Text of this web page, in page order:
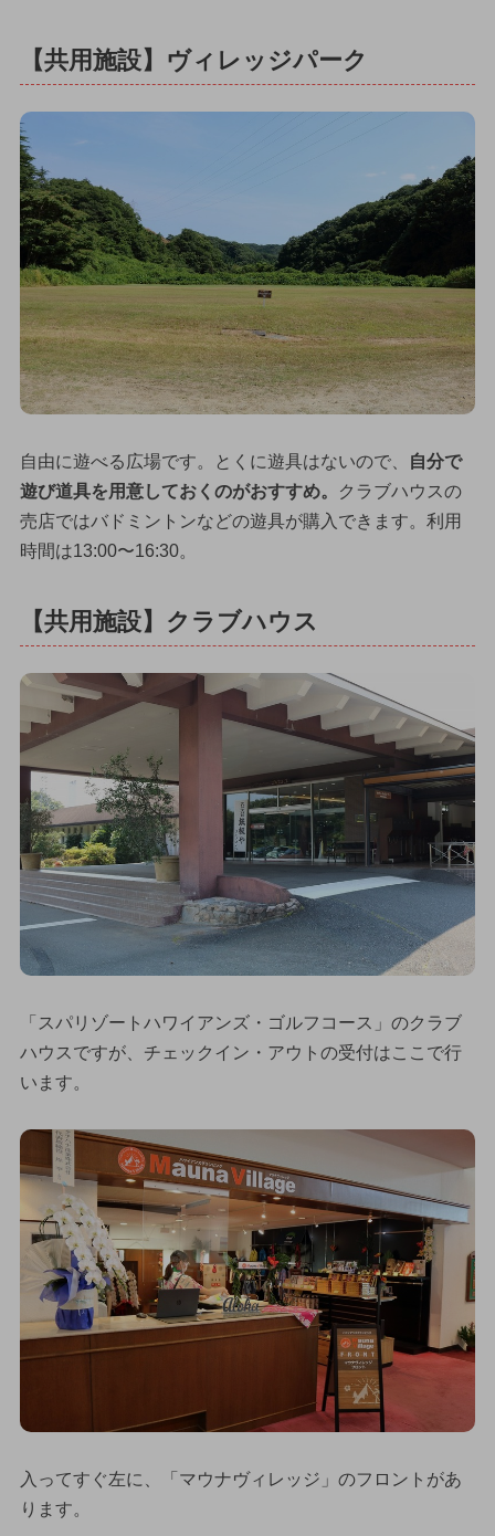
【共用施設】ヴィレッジパーク
自由に遊べる広場です。とくに遊具はないので、
自分で
遊び道具を用意しておくのがおすすめ。
クラブハウスの
売店ではバドミントンなどの遊具が購入できます。利用
時間は13:00〜16:30。
【共用施設】クラブハウス
「スパリゾートハワイアンズ・ゴルフコース」のクラブ
ハウスですが、チェックイン・アウトの受付はここで行
います。
入ってすぐ左に、「マウナヴィレッジ」のフロントがあ
ります。